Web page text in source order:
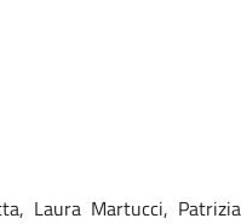
Laura Martucci, Patrizia